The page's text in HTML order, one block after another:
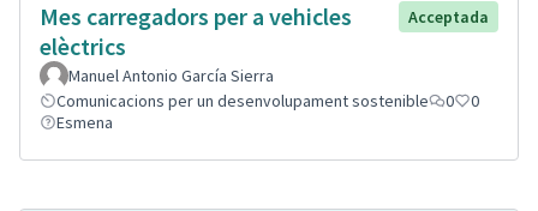
Mes carregadors per a vehicles
elèctrics
Acceptada
Manuel Antonio García Sierra
Comunicacions per un desenvolupament sostenible
0
0
Esmena